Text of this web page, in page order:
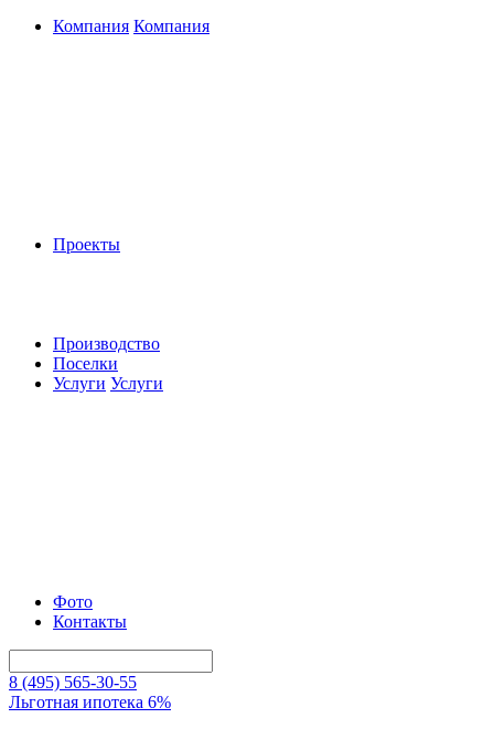
Компания Компания
Проекты
Производство
Поселки
Услуги Услуги
Фото
Контакты
8 (495) 565-30-55
Льготная ипотека 6%